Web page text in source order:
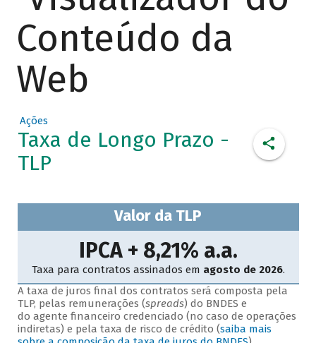
Conteúdo da
Web
Ações
Taxa de Longo Prazo -
TLP
A taxa de juros final dos contratos será composta pela
TLP, pelas remunerações (spreads) do BNDES e
do agente financeiro credenciado (no caso de operações
indiretas) e pela taxa de risco de crédito (saiba mais